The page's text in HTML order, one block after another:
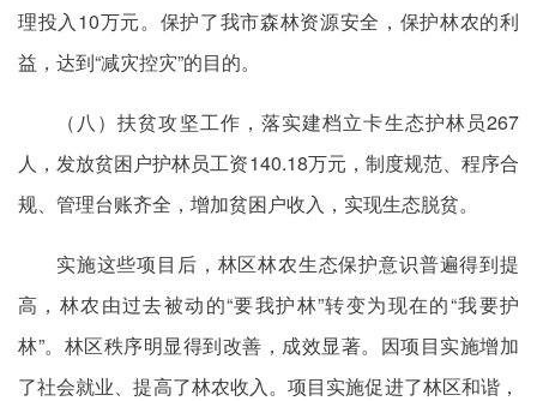
理投入10万元。保护了我市森林资源安全，保护林农的利
益，达到“减灾控灾”的目的。
（八）扶贫攻坚工作，落实建档立卡生态护林员267
人，发放贫困户护林员工资140.18万元，制度规范、程序合
规、管理台账齐全，增加贫困户收入，实现生态脱贫。
实施这些项目后，林区林农生态保护意识普遍得到提
高，林农由过去被动的“要我护林”转变为现在的“我要护
林”。林区秩序明显得到改善，成效显著。因项目实施增加
了社会就业、提高了林农收入。项目实施促进了林区和谐，